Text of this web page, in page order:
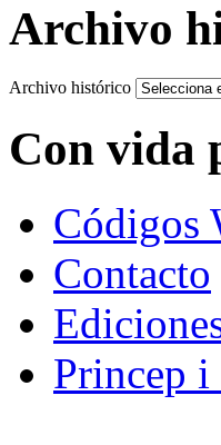
Archivo
Archivo histórico
Con vida
Códigos
Contacto
Princep